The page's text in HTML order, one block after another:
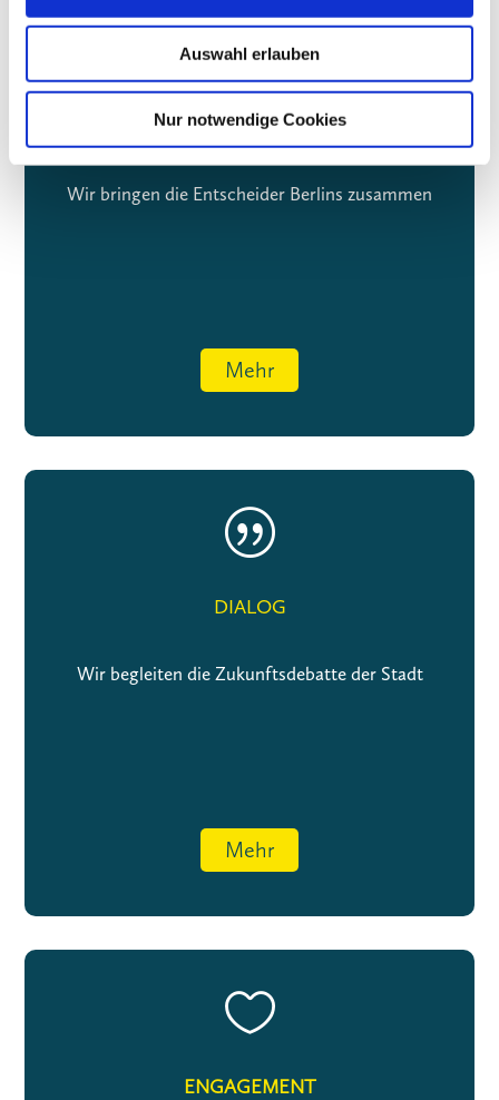
Auswahl erlauben
Nur notwendige Cookies

NETZWERK
Wir bringen die Entscheider Berlins zusammen
Mehr
|
DIALOG
Wir begleiten die Zukunftsdebatte der Stadt
Mehr

ENGAGEMENT